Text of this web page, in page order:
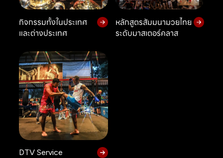
กิจกรรมทั้งในประเทศ
และต่างประเทศ
หลักสูตรสัมมนามวยไทย
ระดับมาสเตอร์คลาส
DTV Service